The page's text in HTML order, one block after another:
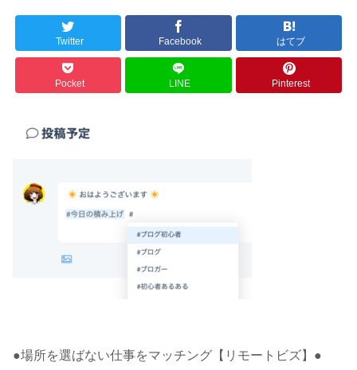
Twitter Facebook はてブ
Pocket LINE Pinterest
●場所を選ばない仕事をマッチング【リモートビズ】●